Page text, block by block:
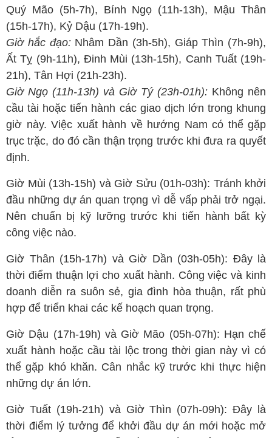
Quý Mão (5h-7h), Bính Ngọ (11h-13h), Mậu Thân
(15h-17h), Kỷ Dậu (17h-19h).
Giờ hắc đạo:Nhâm Dần (3h-5h), Giáp Thìn (7h-9h),
Ất Tỵ (9h-11h), Đinh Mùi (13h-15h), Canh Tuất (19h-
21h), Tân Hợi (21h-23h).
Giờ Ngọ (11h-13h) và Giờ Tý (23h-01h): Không nên
cầu tài hoặc tiến hành các giao dịch lớn trong khung
giờ này. Việc xuất hành về hướng Nam có thể gặp
trục trặc, do đó cần thận trọng trước khi đưa ra quyết
định.
Giờ Mùi (13h-15h) và Giờ Sửu (01h-03h): Tránh khởi
đầu những dự án quan trọng vì dễ vấp phải trở ngại.
Nên chuẩn bị kỹ lưỡng trước khi tiến hành bất kỳ
công việc nào.
Giờ Thân (15h-17h) và Giờ Dần (03h-05h): Đây là
thời điểm thuận lợi cho xuất hành. Công việc và kinh
doanh diễn ra suôn sẻ, gia đình hòa thuận, rất phù
hợp để triển khai các kế hoạch quan trọng.
Giờ Dậu (17h-19h) và Giờ Mão (05h-07h): Hạn chế
xuất hành hoặc cầu tài lộc trong thời gian này vì có
thể gặp khó khăn. Cân nhắc kỹ trước khi thực hiện
những dự án lớn.
Giờ Tuất (19h-21h) và Giờ Thìn (07h-09h): Đây là
thời điểm lý tưởng để khởi đầu dự án mới hoặc mở